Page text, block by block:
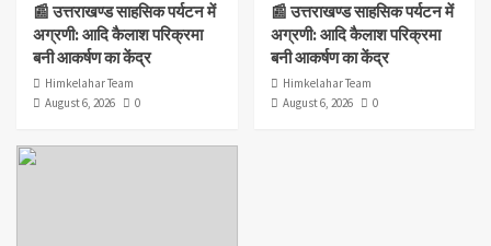
📰 उत्तराखण्ड साहसिक पर्यटन में
अग्रणी: आदि कैलाश परिक्रमा
बनी आकर्षण का केंद्र
Himkelahar Team
August 6, 2026
0
📰 उत्तराखण्ड साहसिक पर्यटन में
अग्रणी: आदि कैलाश परिक्रमा
बनी आकर्षण का केंद्र
Himkelahar Team
August 6, 2026
0